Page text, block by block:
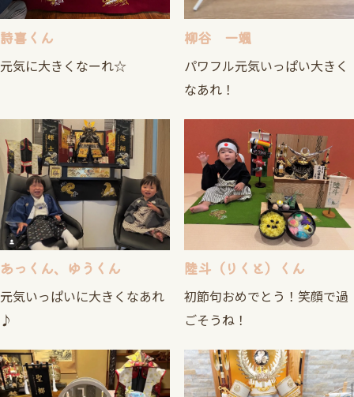
詩喜くん
元気に大きくなーれ☆
柳谷 一颯
パワフル元気いっぱい大きく
なあれ！
あっくん、ゆうくん
元気いっぱいに大きくなあれ
♪
陸斗（りくと）くん
初節句おめでとう！笑顔で過
ごそうね！